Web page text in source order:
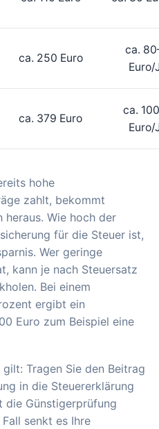
ca. 250 Euro
ca.
Euro/
ca. 379 Euro
ca.
Euro/
hohe
zahlt, bekommt
Wie hoch der
für die Steuer ist,
Wer geringe
kann je nach Steuersatz
Bei einem
ergibt ein
Euro zum Beispiel eine
Tragen Sie den Beitrag
in die Steuererklärung
die Günstigerprüfung
senkt es Ihre